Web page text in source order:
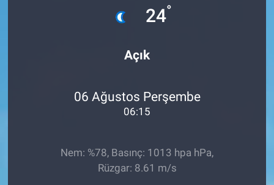
24°
Açık
06 Ağustos Perşembe
06:15
Nem: %78, Basınç: 1013 hpa hPa,
Rüzgar: 8.61 m/s